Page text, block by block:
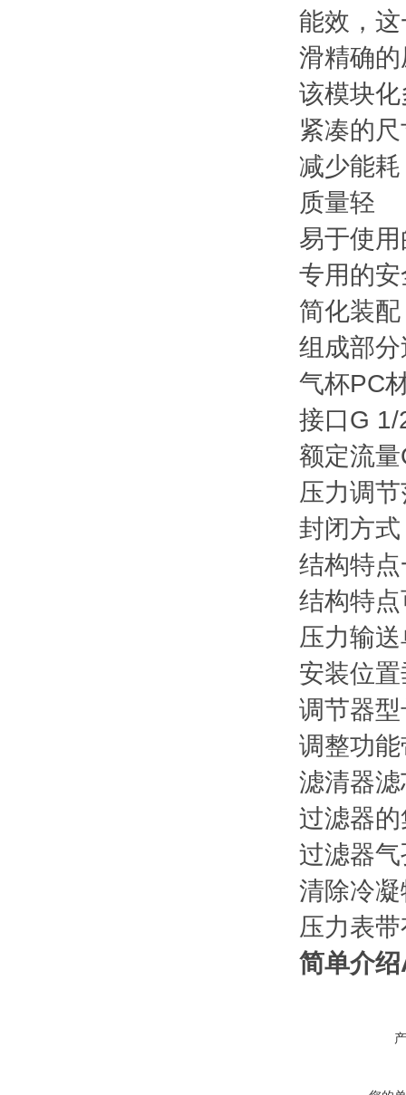
能效，
滑精确
该模块
紧凑的
减少能耗
质量轻
易于使
专用的
简化装
组成部
气杯PC
接口G 1/
额定流
压力调
封闭方
结构特
结构特
压力输
安装位
调节器
调整功
滤清器
过滤器
过滤器
清除冷
压力表
简单介